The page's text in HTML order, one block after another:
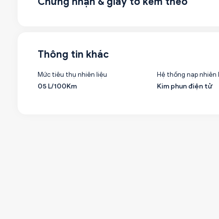
Thông tin khác
Mức tiêu thụ nhiên liệu
05 L/100Km
Hệ thống nạp nhiên
Kim phun điện tử